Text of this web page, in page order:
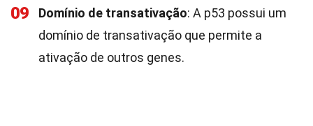
09 Domínio de transativação: A p53 possui um
domínio de transativação que permite a
ativação de outros genes.